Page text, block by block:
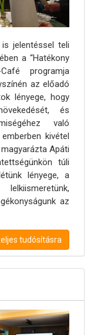
jelentéssel teli
a “Hatékony
programja
az előadó
lényege, hogy
és
való
kivétel
Apáti
túli
lényege, a
az
tudósításra